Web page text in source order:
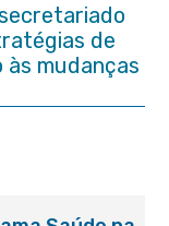
de
mudanças